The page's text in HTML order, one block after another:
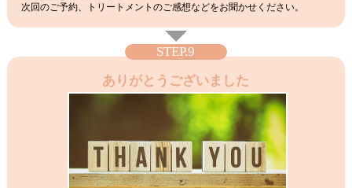
次回のご予約、トリートメントのご感想などをお聞かせください。
STEP.9
ありがとうございました